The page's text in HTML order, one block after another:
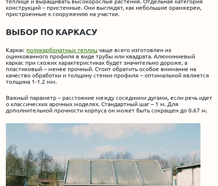
конструкций – пристенные. Они выглядят, как небольшие оранжереи,
пристроенные к сооружению на участке.
ВЫБОР ПО КАРКАСУ
Каркас поликарбонатных теплиц чаще всего изготовлен из
оцинкованного профиля в виде трубы или квадрата. Алюминиевый
каркас при схожих характеристиках будет значительно дороже, а
пластиковый – менее прочный. Стоит обратить особое внимание на
качество обработки и толщину стенки профиля – оптимальной является
толщина 1-1.2 мм.
Важный параметр – расстояние между соседними дугами, если речь идет
о классических арочных моделях. Стандартный шаг – 1 м. Для
дополнительной прочности корпуса он может быть сокращен до 0.67 м.